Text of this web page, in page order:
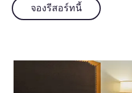
จองรีสอร์ทนี้